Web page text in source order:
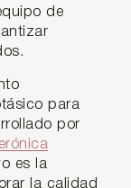
de
para
por
es la
la calidad